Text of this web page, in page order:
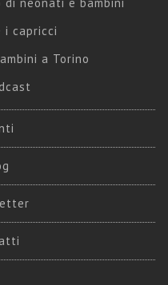
neonati e bambini
i capricci
a Torino